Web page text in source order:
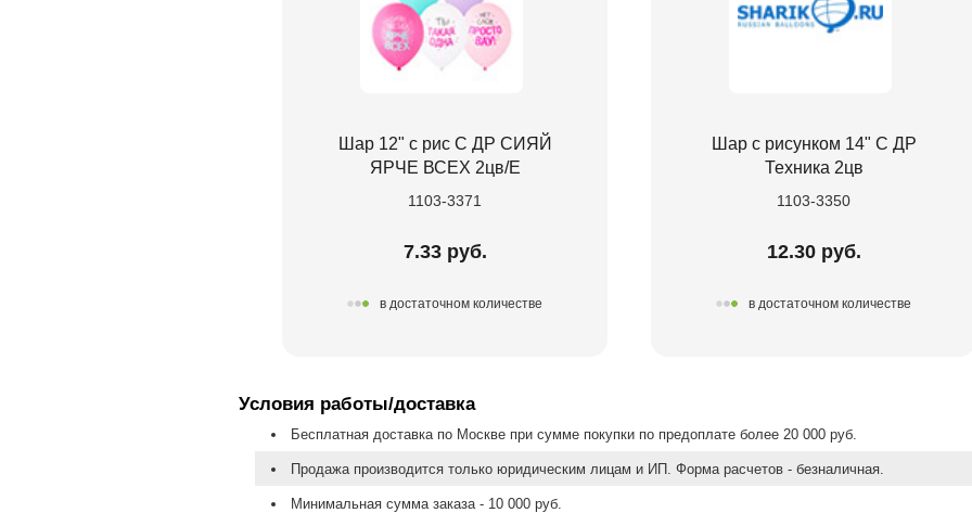
Шар 12" с рис С ДР СИЯЙ
ЯРЧЕ ВСЕХ 2цв/E
1103-3371
7.33 руб.
в достаточном количестве
Шар с рисунком 14" С ДР
Техника 2цв
1103-3350
12.30 руб.
в достаточном количестве
Условия работы/доставка
Бесплатная доставка по Москве при сумме покупки по предоплате более 20 000 руб.
Продажа производится только юридическим лицам и ИП. Форма расчетов - безналичная.
Минимальная сумма заказа - 10 000 руб.